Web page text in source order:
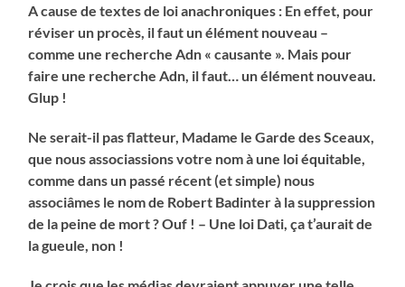
A cause de textes de loi anachroniques : En effet, pour
réviser un procès, il faut un élément nouveau –
comme une recherche Adn « causante » . Mais pour
faire une recherche Adn, il faut… un élément nouveau.
Glup !
Ne serait-il pas flatteur, Madame le Garde des Sceaux,
que nous associassions votre nom à une loi équitable,
comme dans un passé récent (et simple) nous
associâmes le nom de Robert Badinter à la suppression
de la peine de mort ? Ouf ! – Une loi Dati, ça t’aurait de
la gueule, non !